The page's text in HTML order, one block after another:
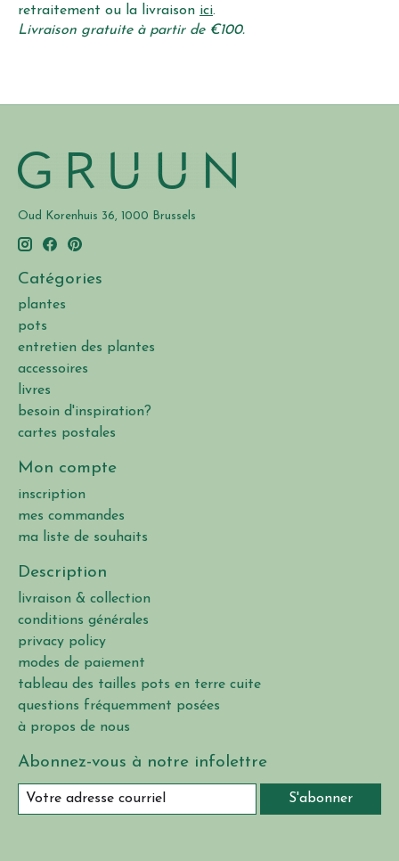
retraitement ou la livraison ici.
Livraison gratuite à partir de €100.
Oud Korenhuis 36, 1000 Brussels
Catégories
plantes
pots
entretien des plantes
accessoires
livres
besoin d'inspiration?
cartes postales
Mon compte
inscription
mes commandes
ma liste de souhaits
Description
livraison & collection
conditions générales
privacy policy
modes de paiement
tableau des tailles pots en terre cuite
questions fréquemment posées
à propos de nous
Abonnez-vous à notre infolettre
S'abonner